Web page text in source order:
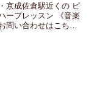
京成佐倉駅近くの ピ
ープレッスン 《音楽
問い合わせはこちら